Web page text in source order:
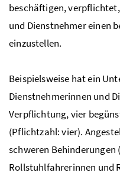
beschäftigen,
und Dienstnehmer einen
einzustellen.
Beispielsweise hat ein
Dienstnehmerinnen und
Verpflichtung, vier
(Pflichtzahl: vier).
schweren Behinderungen
Rollstuhlfahrerinnen und